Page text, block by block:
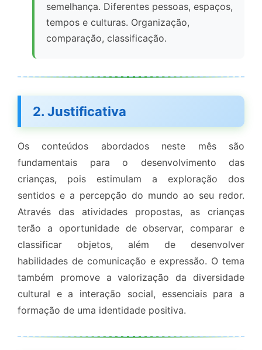
semelhança. Diferentes pessoas, espaços,
tempos e culturas. Organização,
comparação, classificação.
2. Justificativa
Os conteúdos abordados neste mês são
fundamentais para o desenvolvimento das
crianças, pois estimulam a exploração dos
sentidos e a percepção do mundo ao seu redor.
Através das atividades propostas, as crianças
terão a oportunidade de observar, comparar e
classificar objetos, além de desenvolver
habilidades de comunicação e expressão. O tema
também promove a valorização da diversidade
cultural e a interação social, essenciais para a
formação de uma identidade positiva.